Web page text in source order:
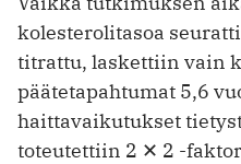
kolesterolitasoa
titrattu, laskettiin vain
pääte­tapahtumat 5,6
haittavaikutukset
toteutettiin 2 ✕ 2 -